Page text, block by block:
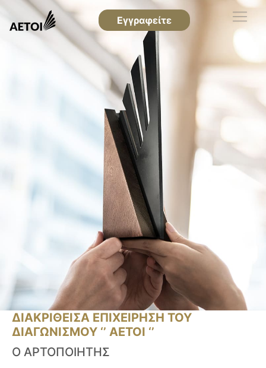
Εγγραφείτε
ΔΙΑΚΡΙΘΕΙΣΑ ΕΠΙΧΕΙΡΗΣΗ ΤΟΥ
ΔΙΑΓΩΝΙΣΜΟΥ ‘’ ΑΕΤΟΙ ‘’
Ο ΑΡΤΟΠΟΙΗΤΗΣ